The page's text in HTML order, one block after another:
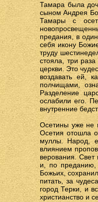
Тамара была
сыном Андрея
Тамары с
предания, в
себя икону
труду
стояла, три
церкви. Это
воздавать ей,
полчищами,
Разделение
ослабили его.
внутренние
Осетины уже не
Осетия отошла
муллы. Народ,
влиянием
верования. Свет
и, по преданию,
Божьих,
питать, за
город Терки, и
христианство и